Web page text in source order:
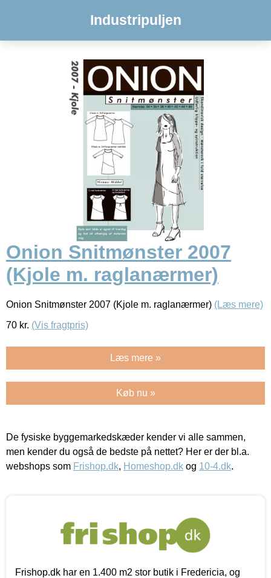
Industripuljen
Onion Snitmønster 2007
(Kjole m. raglanærmer)
Onion Snitmønster 2007 (Kjole m. raglanærmer) (Læs mere)
70 kr. (Vis fragtpris)
Læs mere »
Køb nu »
De fysiske byggemarkedskæder kender vi alle sammen,
men kender du også de bedste på nettet? Her er der bl.a.
webshops som Frishop.dk, Homeshop.dk og 10-4.dk.
Frishop.dk har en 1.400 m2 stor butik i Fredericia, og